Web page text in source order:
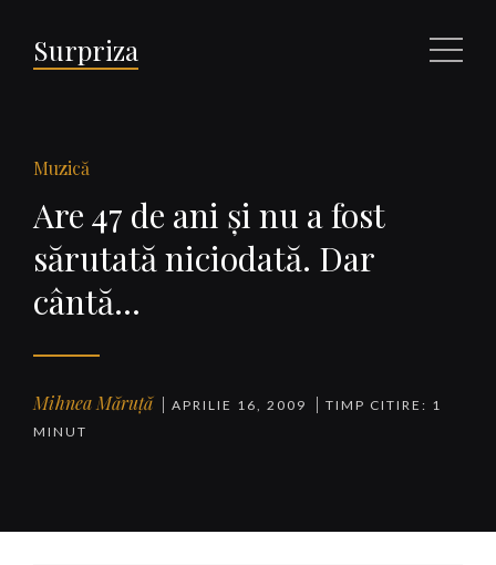
Surpriza Meniu
Muzică
Are 47 de ani şi nu a fost
sărutată niciodată. Dar
cântă…
Mihnea Măruță APRILIE 16, 2009
TIMP CITIRE: 1
MINUT